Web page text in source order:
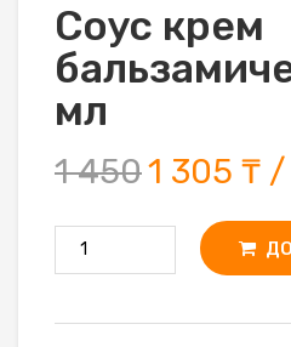
Соус крем
мл
1 4501 305 ₸